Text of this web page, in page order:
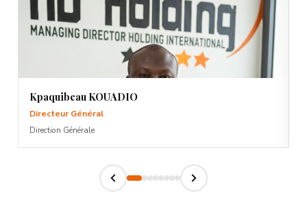
Expert RH
Directeur Recrutement
RCRH — Recrutement & Conseil RH